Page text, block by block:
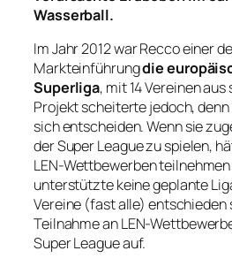
Wasserball.
Im Jahr 2012 war Recco einer
Markteinführungdie
Superliga, mit 14 Vereinen
Projekt scheiterte jedoch,
sich entscheiden. Wenn sie
der Super League zu spielen,
LEN-Wettbewerben teilnehmen
unterstützte keine geplante
Vereine (fast alle) entschieden
Teilnahme an LEN-
Super League auf.